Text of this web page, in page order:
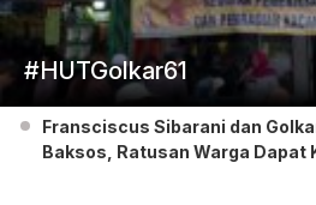
#HUTGolkar61
Fransciscus Sibarani dan
Baksos, Ratusan Warga Dapat